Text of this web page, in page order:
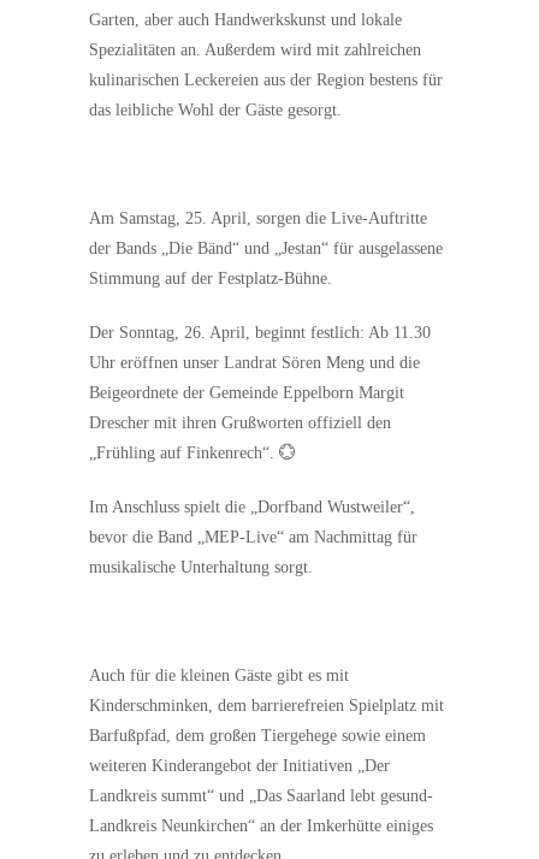
Garten, aber auch Handwerkskunst und lokale
Spezialitäten an. Außerdem wird mit zahlreichen
kulinarischen Leckereien aus der Region bestens für
das leibliche Wohl der Gäste gesorgt.
Am Samstag, 25. April, sorgen die Live-Auftritte
der Bands „Die Bänd“ und „Jestan“ für ausgelassene
Stimmung auf der Festplatz-Bühne.
Der Sonntag, 26. April, beginnt festlich: Ab 11.30
Uhr eröffnen unser Landrat Sören Meng und die
Beigeordnete der Gemeinde Eppelborn Margit
Drescher mit ihren Grußworten offiziell den
„Frühling auf Finkenrech“. 💮
Im Anschluss spielt die „Dorfband Wustweiler“,
bevor die Band „MEP-Live“ am Nachmittag für
musikalische Unterhaltung sorgt.
Auch für die kleinen Gäste gibt es mit
Kinderschminken, dem barrierefreien Spielplatz mit
Barfußpfad, dem großen Tiergehege sowie einem
weiteren Kinderangebot der Initiativen „Der
Landkreis summt“ und „Das Saarland lebt gesund-
Landkreis Neunkirchen“ an der Imkerhütte einiges